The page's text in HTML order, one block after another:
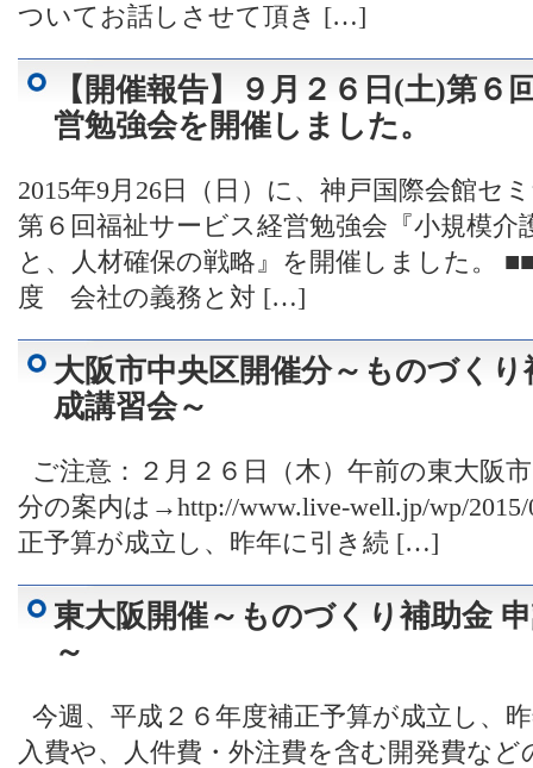
ついてお話しさせて頂き […]
【開催報告】９月２６日(土)第６
営勉強会を開催しました。
2015年9月26日（日）に、神戸国際会館セ
第６回福祉サービス経営勉強会『小規模
と、人材確保の戦略』を開催しました。
度 会社の義務と対 […]
大阪市中央区開催分～ものづく
成講習会～
ご注意：２月２６日（木）午前の東大阪
分の案内は→http://www.live-well.jp/wp/
正予算が成立し、昨年に引き続 […]
東大阪開催～ものづくり補助金
～
今週、平成２６年度補正予算が成立し、
入費や、人件費・外注費を含む開発費な